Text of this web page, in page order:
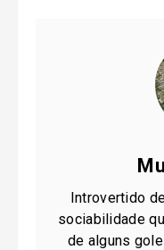
Introvertido
sociabilidade
de alguns